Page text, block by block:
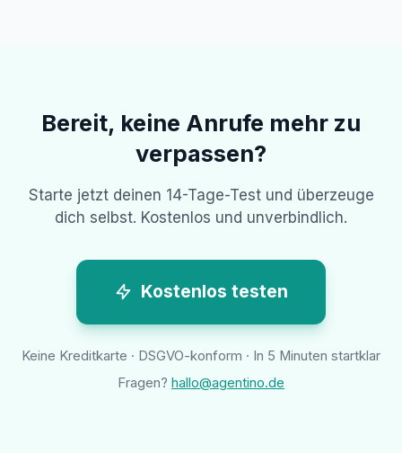
Bereit, keine Anrufe mehr zu
verpassen?
Starte jetzt deinen 14-Tage-Test und überzeuge
dich selbst. Kostenlos und unverbindlich.
Kostenlos testen
Keine Kreditkarte · DSGVO-konform · In 5 Minuten startklar
Fragen? hallo@agentino.de